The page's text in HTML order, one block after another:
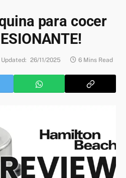
para cocer
Updated: 26/11/2025 6 Mins Read